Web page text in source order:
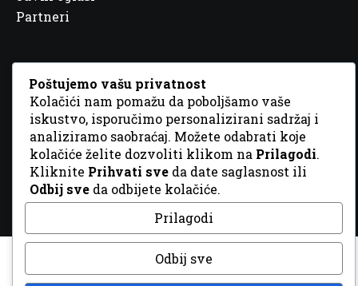
Partneri
© 2026 Sva prava zadržana. DizajnGordonDM
Poštujemo vašu privatnost
Kolačići nam pomažu da poboljšamo vaše
iskustvo, isporučimo personalizirani sadržaj i
analiziramo saobraćaj. Možete odabrati koje
kolačiće želite dozvoliti klikom na Prilagodi.
Kliknite Prihvati sve da date saglasnost ili
Odbij sve da odbijete kolačiće.
Prilagodi
Odbij sve